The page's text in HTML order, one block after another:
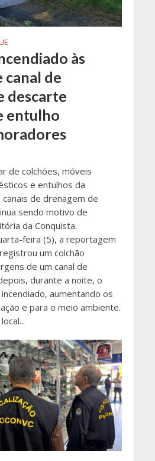
às
canal de
descarte
entulho
de colchões, móveis
e entulhos da
de drenagem de
sendo motivo de
da Conquista.
feira (5), a reportagem
um colchão
de um canal de
durante a noite, o
aumentando os
e para o meio ambiente.